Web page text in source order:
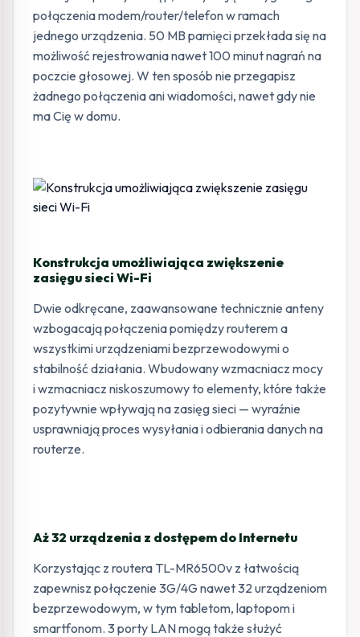
połączenia modem/router/telefon w ramach
jednego urządzenia. 50 MB pamięci przekłada się na
możliwość rejestrowania nawet 100 minut nagrań na
poczcie głosowej. W ten sposób nie przegapisz
żadnego połączenia ani wiadomości, nawet gdy nie
ma Cię w domu.
Konstrukcja umożliwiająca zwiększenie
zasięgu sieci Wi-Fi
Dwie odkręcane, zaawansowane technicznie anteny
wzbogacają połączenia pomiędzy routerem a
wszystkimi urządzeniami bezprzewodowymi o
stabilność działania. Wbudowany wzmacniacz mocy
i wzmacniacz niskoszumowy to elementy, które także
pozytywnie wpływają na zasięg sieci — wyraźnie
usprawniają proces wysyłania i odbierania danych na
routerze.
Aż 32 urządzenia z dostępem do Internetu
Korzystając z routera TL-MR6500v z łatwością
zapewnisz połączenie 3G/4G nawet 32 urządzeniom
bezprzewodowym, w tym tabletom, laptopom i
smartfonom. 3 porty LAN mogą także służyć